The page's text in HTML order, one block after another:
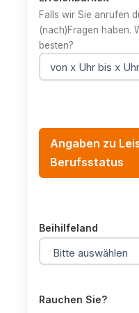
Falls wir Sie anrufen
(nach)Fragen haben.
besten?
Angaben zu
Berufsstatus
Beihilfeland
Rauchen Sie?